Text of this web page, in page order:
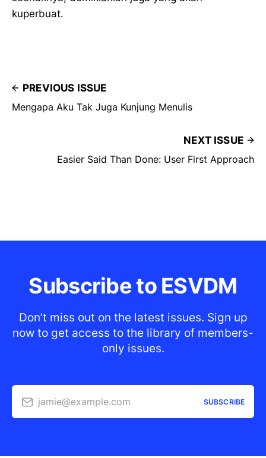
kuperbuat.
PREVIOUS ISSUE
Mengapa Aku Tak Juga Kunjung Menulis
NEXT ISSUE
Easier Said Than Done: User First Approach
Subscribe to ESVDM
Don’t miss out on the latest issues. Sign up
now to get access to the library of members-
only issues.
jamie@example.com SUBSCRIBE